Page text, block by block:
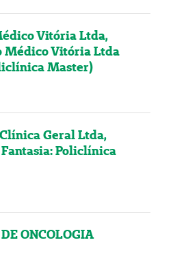
Vitória Ltda,
Médico Vitória Ltda
Master)
Geral Ltda,
Policlínica
ONCOLOGIA